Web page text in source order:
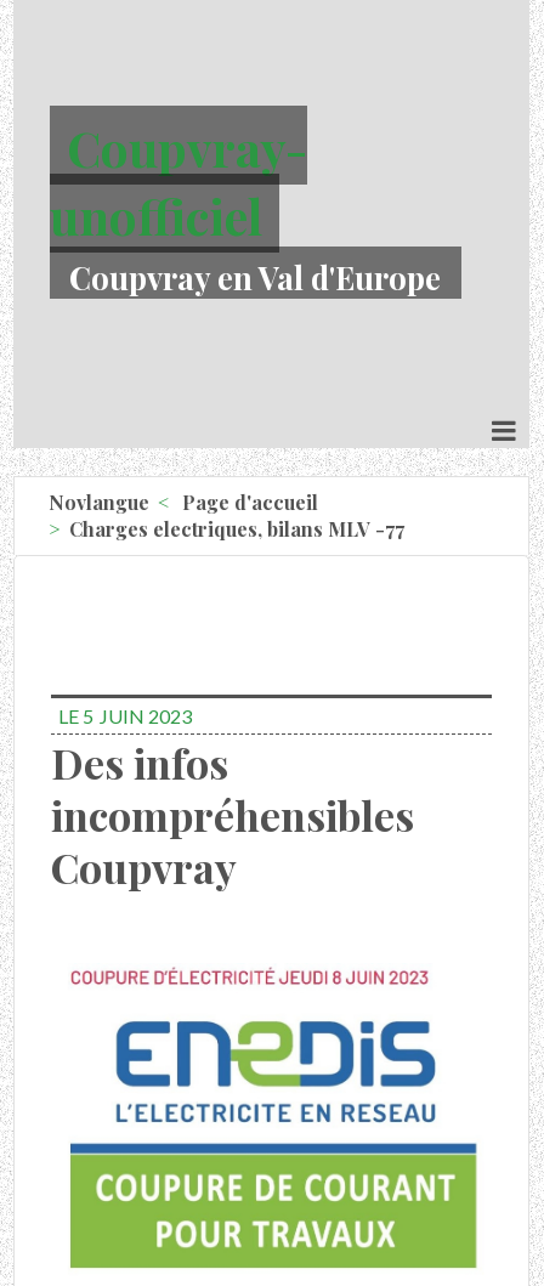
Coupvray-
unofficiel
Coupvray en Val d'Europe
Novlangue
Page d'accueil
Charges electriques, bilans MLV -77
LE 5 JUIN 2023
Des infos
incompréhensibles
Coupvray